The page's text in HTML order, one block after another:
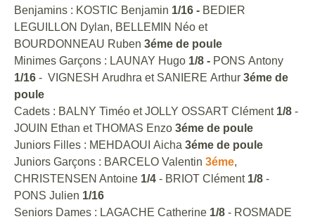
Benjamins : KOSTIC Benjamin 1/16 - BEDIER
LEGUILLON Dylan, BELLEMIN Néo et
BOURDONNEAU Ruben 3éme de poule
Minimes Garçons : LAUNAY Hugo 1/8 - PONS Antony
1/16 - VIGNESH Arudhra et SANIERE Arthur 3éme de
poule
Cadets : BALNY Timéo et JOLLY OSSART Clément 1/8 -
JOUIN Ethan et THOMAS Enzo 3éme de poule
Juniors Filles : MEHDAOUI Aicha 3éme de poule
Juniors Garçons : BARCELO Valentin 3éme,
CHRISTENSEN Antoine 1/4 - BRIOT Clément 1/8 -
PONS Julien 1/16
Seniors Dames : LAGACHE Catherine 1/8 - ROSMADE